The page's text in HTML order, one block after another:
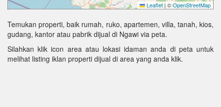
Leaflet | ©OpenStreetMap
Temukan properti, baik rumah, ruko, apartemen, villa, tanah, kios,
gudang, kantor atau pabrik dijual di Ngawi via peta.
Silahkan klik icon area atau lokasi idaman anda di peta untuk
melihat listing iklan properti dijual di area yang anda klik.